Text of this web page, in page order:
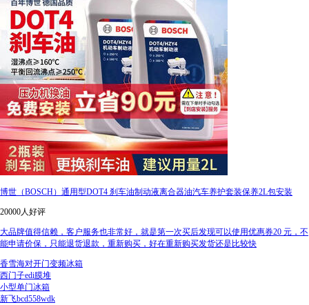
博世（BOSCH）通用型DOT4 刹车油制动液离合器油汽车养护套装保养2L包安装
20000人好评
大品牌值得信赖，客户服务也非常好，就是第一次买后发现可以使用优惠券20 元，不
能申请价保，只能退货退款，重新购买，好在重新购买发货还是比较快
香雪海对开门变频冰箱
西门子edi膜堆
小型单门冰箱
新飞bcd558wdk